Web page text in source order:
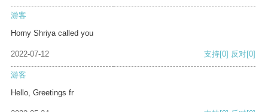
游客
Horny Shriya called you
2022-07-12 支持[0] 反对[0]
游客
Hello, Greetings fr